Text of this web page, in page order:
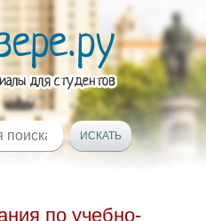
по учебно-